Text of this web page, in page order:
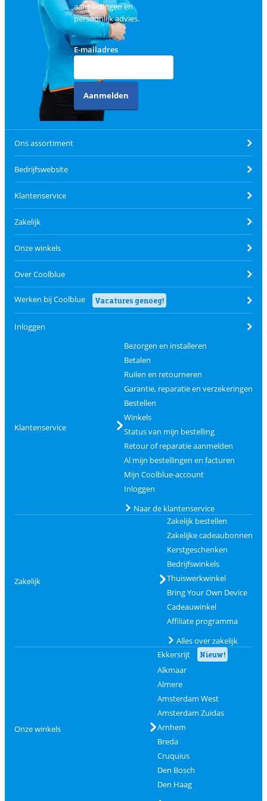
aanbiedingen en
persoonlijk advies.
E-mailadres
Aanmelden
Ons assortiment
Bedrijfswebsite
Klantenservice
Zakelijk
Onze winkels
Over Coolblue
Werken bij Coolblue Vacatures genoeg!
Inloggen
Klantenservice
Bezorgen en installeren
Betalen
Ruilen en retourneren
Garantie, reparatie en verzekeringen
Bestellen
Winkels
Status van mijn bestelling
Retour of reparatie aanmelden
Al mijn bestellingen en facturen
Mijn Coolblue-account
Inloggen
Naar de klantenservice
Zakelijk
Zakelijk bestellen
Zakelijke cadeaubonnen
Kerstgeschenken
Bedrijfswinkels
Thuiswerkwinkel
Bring Your Own Device
Cadeauwinkel
Affiliate programma
Alles over zakelijk
Onze winkels
Ekkersrijt Nieuw!
Alkmaar
Almere
Amsterdam West
Amsterdam Zuidas
Arnhem
Breda
Cruquius
Den Bosch
Den Haag